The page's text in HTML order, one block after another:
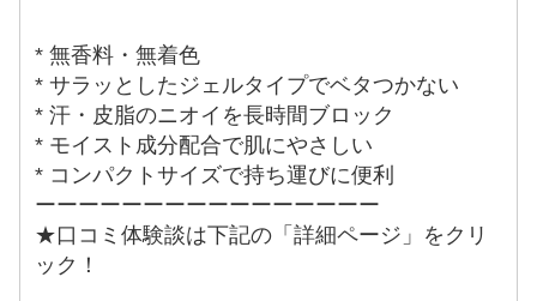
* 無香料・無着色
* サラッとしたジェルタイプでベタつかない
* 汗・皮脂のニオイを長時間ブロック
* モイスト成分配合で肌にやさしい
* コンパクトサイズで持ち運びに便利
ーーーーーーーーーーーーーーーー
★口コミ体験談は下記の「詳細ページ」をクリ
ック！